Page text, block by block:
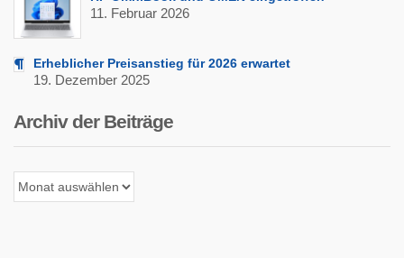
11. Februar 2026
Erheblicher Preisanstieg für 2026 erwartet
19. Dezember 2025
Archiv der Beiträge
Archiv
der